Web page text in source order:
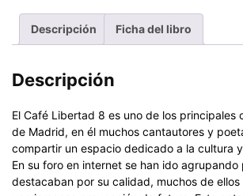
Descripción Ficha del libro
Descripción
El Café Libertad 8 es uno de los principales
de Madrid, en él muchos cantautores y
compartir un espacio dedicado a la cultura
En su foro en internet se han ido agrupando
destacaban por su calidad, muchos de